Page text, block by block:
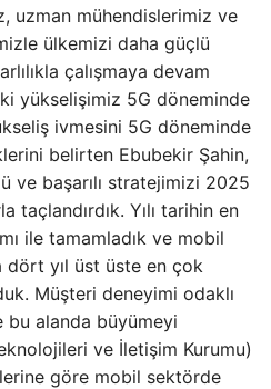
uzman mühendislerimiz ve
ülkemizi daha güçlü
çalışmaya devam
yükselişimiz 5G döneminde
ivmesini 5G döneminde
belirten Ebubekir Şahin,
ve başarılı stratejimizi 2025
taçlandırdık. Yılı tarihin en
ile tamamladık ve mobil
dört yıl üst üste en çok
Müşteri deneyimi odaklı
alanda büyümeyi
ve İletişim Kurumu)
göre mobil sektörde